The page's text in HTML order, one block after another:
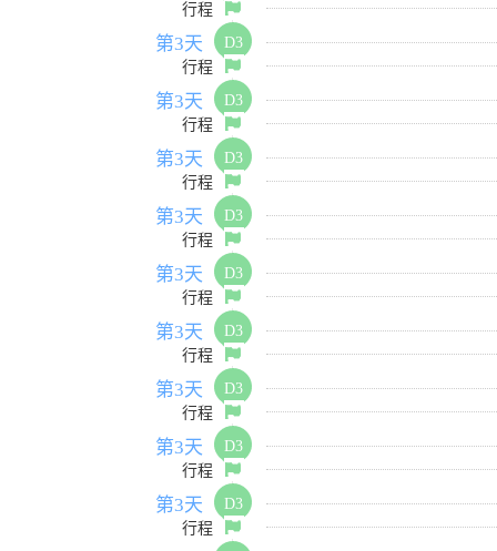
行程
第3天
D3
行程
第3天
D3
行程
第3天
D3
行程
第3天
D3
行程
第3天
D3
行程
第3天
D3
行程
第3天
D3
行程
第3天
D3
行程
第3天
D3
行程